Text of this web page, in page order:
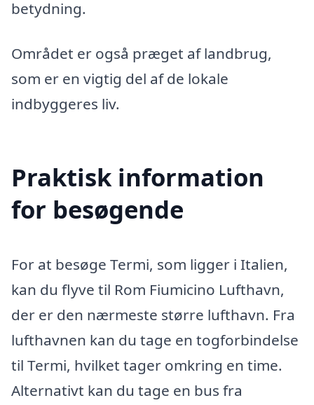
betydning.
Området er også præget af landbrug,
som er en vigtig del af de lokale
indbyggeres liv.
Praktisk information
for besøgende
For at besøge Termi, som ligger i Italien,
kan du flyve til Rom Fiumicino Lufthavn,
der er den nærmeste større lufthavn. Fra
lufthavnen kan du tage en togforbindelse
til Termi, hvilket tager omkring en time.
Alternativt kan du tage en bus fra